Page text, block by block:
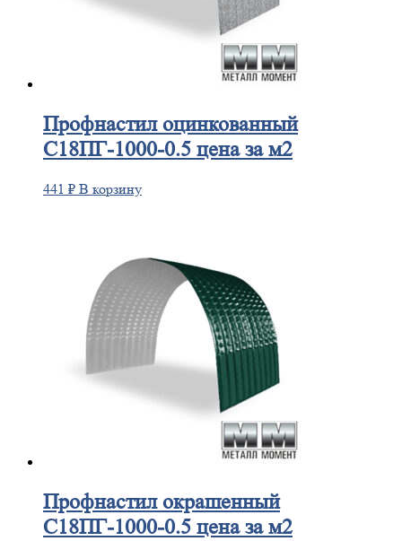
Профнастилоцинкованный
С18ПГ-1000-0.5 цена за м2
441 ₽ В корзину
Профнастилокрашенный
С18ПГ-1000-0.5 цена за м2